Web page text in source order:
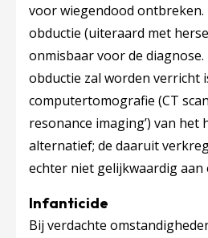
voor wiegendood ontbreken.
obductie (uiteraard met
onmisbaar voor de diagnose.
obductie zal worden verricht
computertomografie (CT
resonance imaging’) van het
alternatief; de daaruit
echter niet gelijkwaardig aan
Infanticide
Bij verdachte